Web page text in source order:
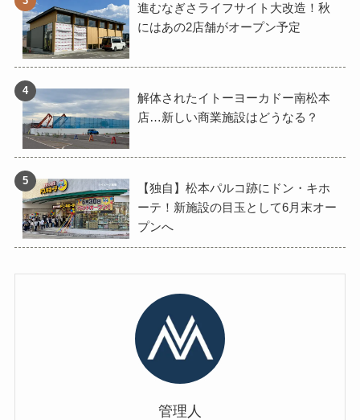
進むなぎさライフサイト大改造！秋
にはあの2店舗がオープン予定
解体されたイトーヨーカドー南松本
店…新しい商業施設はどうなる？
【独自】松本パルコ跡にドン・キホ
ーテ！新施設の目玉として6月末オー
プンへ
管理人